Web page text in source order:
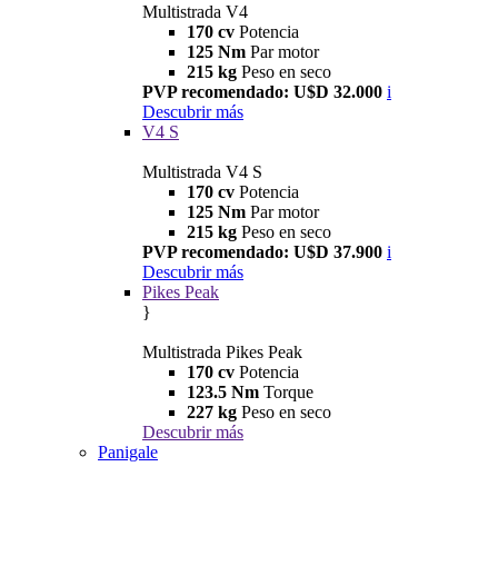
Multistrada V4
170 cv Potencia
125 Nm Par motor
215 kg Peso en seco
PVP recomendado: U$D 32.000 i
Descubrir más
V4 S
Multistrada V4 S
170 cv Potencia
125 Nm Par motor
215 kg Peso en seco
PVP recomendado: U$D 37.900 i
Descubrir más
Pikes Peak
}
Multistrada Pikes Peak
170 cv Potencia
123.5 Nm Torque
227 kg Peso en seco
Descubrir más
Panigale